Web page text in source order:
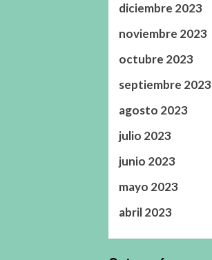
diciembre 2023
noviembre 2023
octubre 2023
septiembre 2023
agosto 2023
julio 2023
junio 2023
mayo 2023
abril 2023